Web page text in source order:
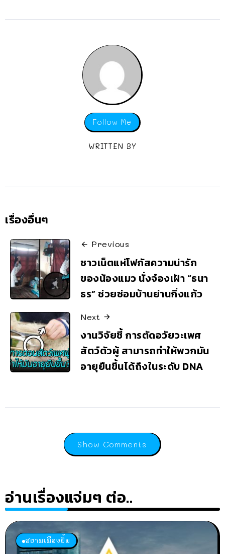
Follow Me
WRITTEN BY
เรื่องอื่นๆ
Previous
ชาวเน็ตแห่โฟกัสความน่ารัก
ของน้องแมว นั่งจ๋องเฝ้า “ธนา
ธร” ช่วยซ่อมบ้านย่านกิ่งแก้ว
Next
งานวิจัยชี้ การตัดอวัยวะเพศ
สัตว์ตัวผู้ สามารถทำให้พวกมัน
อายุยืนขึ้นได้ถึงในระดับ DNA
Show Comments
อ่านเรื่องแจ่มๆ ต่อ..
สยามเมืองยิ้ม